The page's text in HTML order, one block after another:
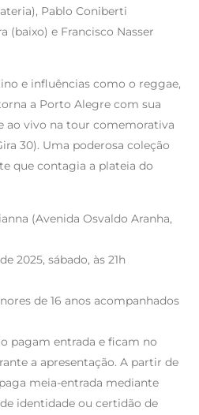
Pablo Coniberti
(baixo) e Francisco Nasser
e influências como o reggae,
a Porto Alegre com sua
ao vivo na tour comemorativa
30). Uma poderosa coleção
que contagia a plateia do
(Avenida Osvaldo Aranha,
2025, sábado, às 21h
de 16 anos acompanhados
pagam entrada e ficam no
a apresentação. A partir de
meia-entrada mediante
identidade ou certidão de